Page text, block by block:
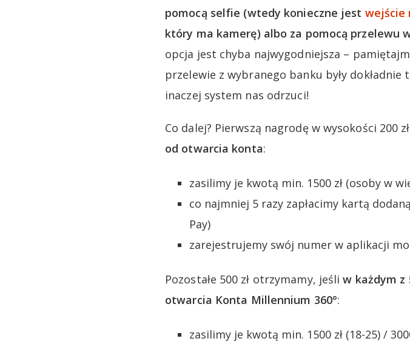
pomocą selfie (wtedy konieczne jest wejście
który ma kamerę) albo za pomocą przelewu
opcja jest chyba najwygodniejsza –
przelewie z wybranego banku były
inaczej system nas odrzuci!
Co dalej? Pierwszą nagrodę w wysokości 200
od otwarcia konta:
zasilimy je kwotą min. 1500 zł (osoby w
co najmniej 5 razy zapłacimy kartą
Pay)
zarejestrujemy swój numer w aplikacji
Pozostałe 500 zł otrzymamy, jeśliw każdym z
otwarcia Konta Millennium 360°:
zasilimy je kwotą min. 1500 zł (18-25) /